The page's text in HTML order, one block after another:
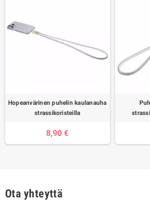
Hopeanvärinen puhelin kaulanauha
strassikoristeilla
8,90 €
Ota yhteyttä